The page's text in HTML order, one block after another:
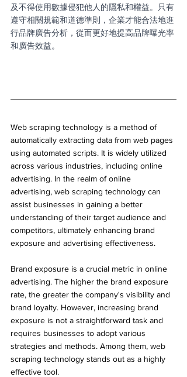
及不得使用數據侵犯他人的隱私和權益。只有
遵守相關規範和道德準則，企業才能合法地進
行品牌廣告分析，從而更好地提高品牌曝光率
和廣告效益。
Web scraping technology is a method of
automatically extracting data from web pages
using automated scripts. It is widely utilized
across various industries, including online
advertising. In the realm of online
advertising, web scraping technology can
assist businesses in gaining a better
understanding of their target audience and
competitors, ultimately enhancing brand
exposure and advertising effectiveness.
Brand exposure is a crucial metric in online
advertising. The higher the brand exposure
rate, the greater the company's visibility and
brand loyalty. However, increasing brand
exposure is not a straightforward task and
requires businesses to adopt various
strategies and methods. Among them, web
scraping technology stands out as a highly
effective tool.